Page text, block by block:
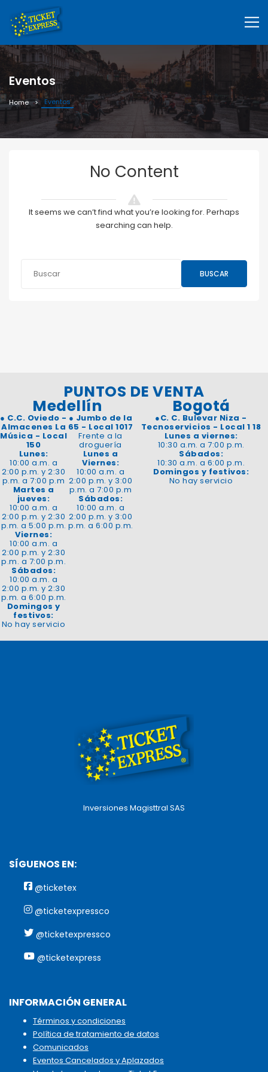
Eventos
Home Eventos
No Content
It seems we can’t find what you’re looking for. Perhaps
searching can help.
BUSCAR
PUNTOS DE VENTA
Medellín
● C.C. Oviedo -
Almacenes La
Música - Local
150
Lunes:
10:00 a.m. a
2:00 p.m. y 2:30
p.m. a 7:00 p.m
Martes a
jueves:
10:00 a.m. a
2:00 p.m. y 2:30
p.m. a 5:00 p.m.
Viernes:
10:00 a.m. a
2:00 p.m. y 2:30
p.m. a 7:00 p.m.
Sábados:
10:00 a.m. a
2:00 p.m. y 2:30
p.m. a 6:00 p.m.
Domingos y
festivos:
No hay servicio
● Jumbo de la
65 - Local 1017
Frente a la
droguería
Lunes a
Viernes:
10:00 a.m. a
2:00 p.m. y 3:00
p.m. a 7:00 p.m
Sábados:
10:00 a.m. a
2:00 p.m. y 3:00
p.m. a 6:00 p.m.
Bogotá
●C. C. Bulevar Niza -
Tecnoservicios - Local 1 18
Lunes a viernes:
10:30 a.m. a 7:00 p.m.
Sábados:
10:30 a.m. a 6:00 p.m.
Domingos y festivos:
No hay servicio
Inversiones Magisttral SAS
SÍGUENOS EN:
@ticketex
@ticketexpressco
@ticketexpressco
@ticketexpress
INFORMACIÓN GENERAL
Términos y condiciones
Política de tratamiento de datos
Comunicados
Eventos Cancelados y Aplazados